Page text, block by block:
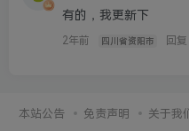
有的，我更新下
2年前 四川省资阳市 回复
本站公告 免责声明 关于我